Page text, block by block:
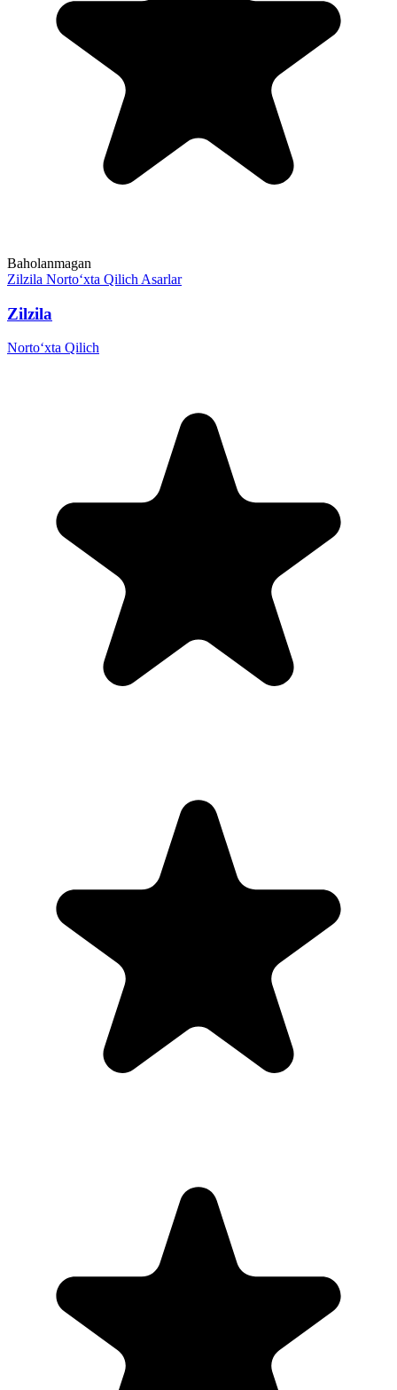
Baholanmagan
Zilzila Norto‘xta Qilich Asarlar
Zilzila
Norto‘xta Qilich